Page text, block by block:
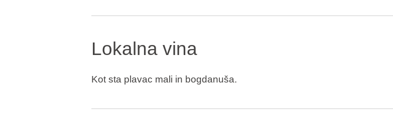
Lokalna vina
Kot sta plavac mali in bogdanuša.